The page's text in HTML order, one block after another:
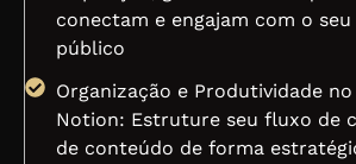
conectam e engajam com o seu
público
Organização e Produtividade no
Notion: Estruture seu fluxo de
de conteúdo de forma